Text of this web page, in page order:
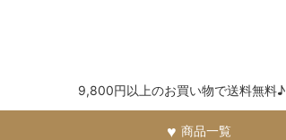
9,800円以上のお買い物で送料無料♪
商品一覧